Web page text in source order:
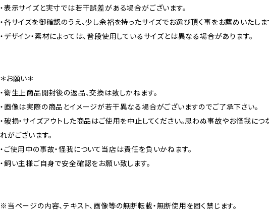
・表示サイズと実寸では若干誤差がある場合がございます。
・各サイズを御確認のうえ、少し余裕を持ったサイズでお選び頂く事をお薦めいたしま
・デザイン・素材によっては、普段使用しているサイズとは異なる場合があります。
＊お願い＊
・衛生上商品開封後の返品、交換は致しかねます。
・画像は実際の商品とイメージが若干異なる場合がございますのでご了承下さい。
・破損・サイズアウトした商品はご使用を中止してください。思わぬ事故やお怪我につ
れがございます。
・ご使用中の事故・怪我について当店は責任を負いかねます。
・飼い主様ご自身で安全確認をお願い致します。
※当ページの内容、テキスト、画像等の無断転載・無断使用を固く禁じます。